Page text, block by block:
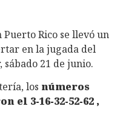
Puerto Rico se llevó un
en la jugada del
21 de junio.
los números
el 3-16-32-52-62 ,